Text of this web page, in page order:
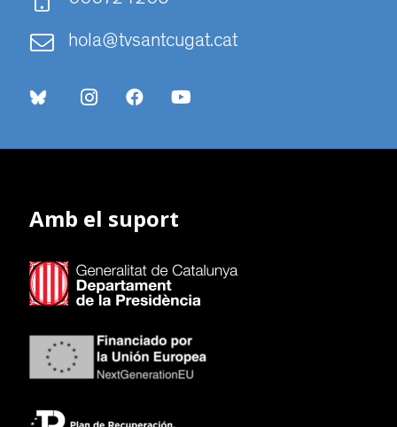
hola@tvsantcugat.cat
Amb el suport